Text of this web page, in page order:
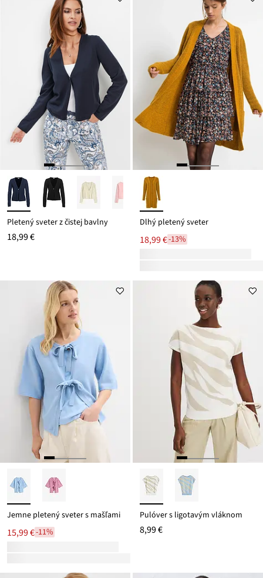
Pletený sveter z čistej bavlny
18,99 €
Dlhý pletený sveter
18,99 €-13%
Jemne pletený sveter s mašľami
15,99 €-11%
Pulóver s ligotavým vláknom
8,99 €